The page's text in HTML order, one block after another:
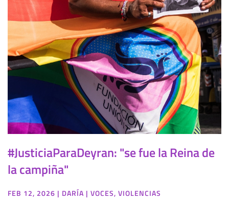
#JusticiaParaDeyran: "se fue la Reina de
la campiña"
FEB 12, 2026 | DARÍA | VOCES, VIOLENCIAS